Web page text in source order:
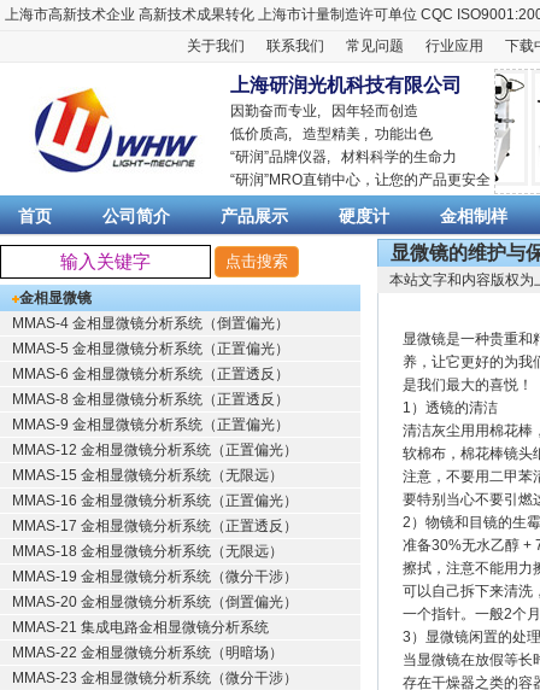
上海市高新技术企业 高新技术成果转化 上海市计量制造许可单位 CQC
关于我们
联系我们 常见问题 行业应用 下载
上海研润光机科技有限公司
因勤奋而专业, 因年轻而创造
低价质高, 造型精美 , 功能出色
“研润”品牌仪器, 材料科学的生命力
“研润”MRO直销中心，让您的产品更安全
首页 公司简介 产品展示 硬度计 金相制样
金相显微镜
MMAS-4 金相显微镜分析系统（倒置偏光）
MMAS-5 金相显微镜分析系统（正置偏光）
MMAS-6 金相显微镜分析系统（正置透反）
MMAS-8 金相显微镜分析系统（正置透反）
MMAS-9 金相显微镜分析系统（正置偏光）
MMAS-12 金相显微镜分析系统（正置偏光）
MMAS-15 金相显微镜分析系统（无限远）
MMAS-16 金相显微镜分析系统（正置偏光）
MMAS-17 金相显微镜分析系统（正置透反）
MMAS-18 金相显微镜分析系统（无限远）
MMAS-19 金相显微镜分析系统（微分干涉）
MMAS-20 金相显微镜分析系统（倒置偏光）
MMAS-21 集成电路金相显微镜分析系统
MMAS-22 金相显微镜分析系统（明暗场）
MMAS-23 金相显微镜分析系统（微分干涉）
显微镜的维护与
本站文字和内容版权为
显微镜是一种贵重和
养，让它更好的为我
是我们最大的喜悦！
1）透镜的清洁
清洁灰尘用用棉花棒
软棉布，棉花棒镜头
注意，不要用二甲苯
要特别当心不要引燃
2）物镜和目镜的生
准备30%无水乙醇 +
擦拭，注意不能用力
可以自己拆下来清洗
一个指针。一般2个
3）显微镜闲置的处理
当显微镜在放假等长
存在干燥器之类的容